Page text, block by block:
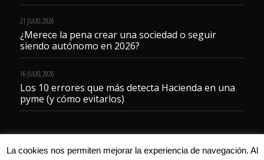
21 JULIO, 2026
¿Merece la pena crear una sociedad o seguir
siendo autónomo en 2026?
16 JULIO, 2026
Los 10 errores que más detecta Hacienda en una
pyme (y cómo evitarlos)
La cookies nos permiten mejorar la experiencia de navegación. Al